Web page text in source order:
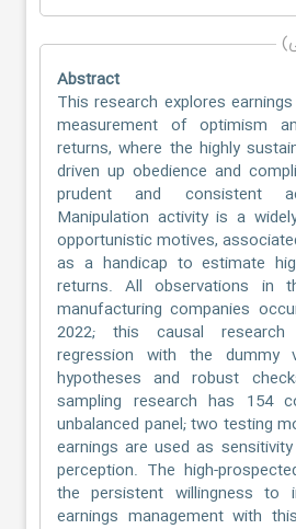
Abstract
This research explores
measurement of optimism
returns, where the highly
driven up obedience and
prudent and consistent
Manipulation activity is a
opportunistic motives,
as a handicap to estimate
returns. All observations in
manufacturing companies
2022; this causal research
regression with the dummy
hypotheses and robust
sampling research has 154
unbalanced panel; two testing
earnings are used as
perception. The high-
the persistent willingness to
earnings management with